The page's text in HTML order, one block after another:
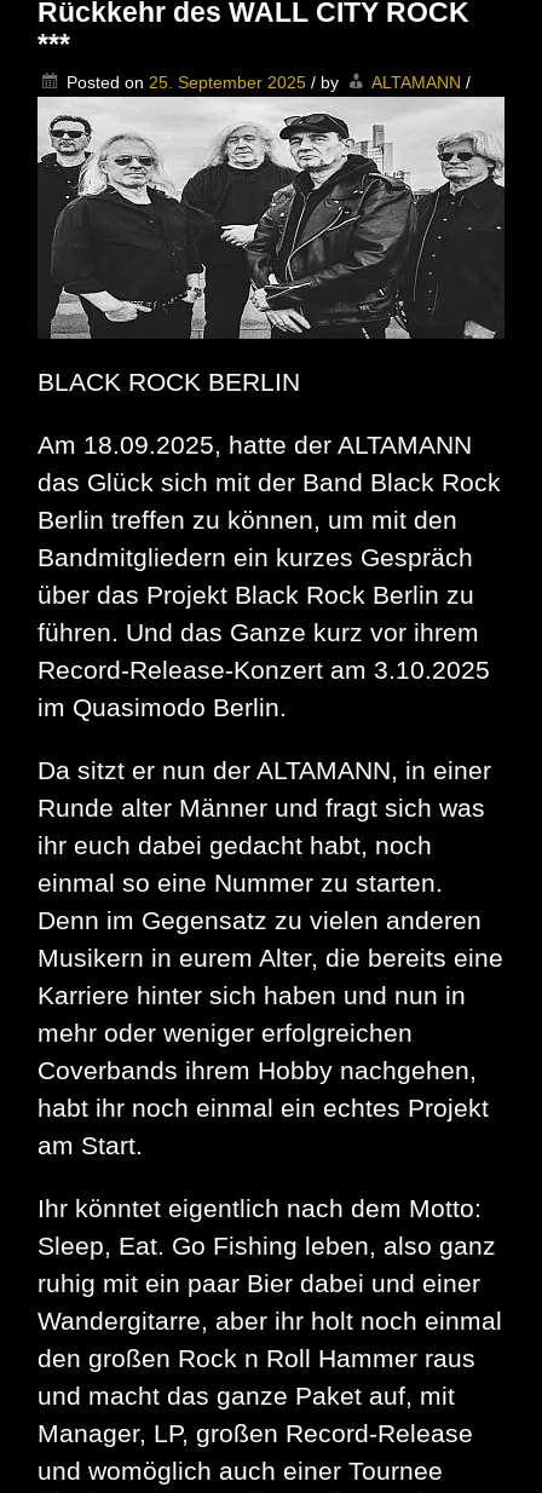
Country-
der
Dicken
Rückkehr des WALL CITY ROCK
***
Posted on 25. September 2025 / by ALTAMANN /
BLACK ROCK BERLIN
Am 18.09.2025, hatte der ALTAMANN
das Glück sich mit der Band Black Rock
Berlin treffen zu können, um mit den
Bandmitgliedern ein kurzes Gespräch
über das Projekt Black Rock Berlin zu
führen. Und das Ganze kurz vor ihrem
Record-Release-Konzert am 3.10.2025
im Quasimodo Berlin.
Da sitzt er nun der ALTAMANN, in einer
Runde alter Männer und fragt sich was
ihr euch dabei gedacht habt, noch
einmal so eine Nummer zu starten.
Denn im Gegensatz zu vielen anderen
Musikern in eurem Alter, die bereits eine
Karriere hinter sich haben und nun in
mehr oder weniger erfolgreichen
Coverbands ihrem Hobby nachgehen,
habt ihr noch einmal ein echtes Projekt
am Start.
Ihr könntet eigentlich nach dem Motto:
Sleep, Eat. Go Fishing leben, also ganz
ruhig mit ein paar Bier dabei und einer
Wandergitarre, aber ihr holt noch einmal
den großen Rock n Roll Hammer raus
und macht das ganze Paket auf, mit
Manager, LP, großen Record-Release
und womöglich auch einer Tournee